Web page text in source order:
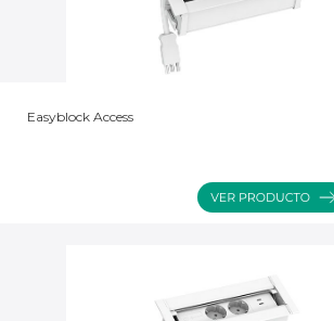
Easyblock Access